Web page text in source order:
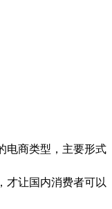
商类型，主要形式
才让国内消费者可以